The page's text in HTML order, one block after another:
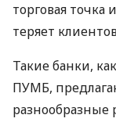
торговая
теряет
Такие банки,
ПУМБ,
разнообразные